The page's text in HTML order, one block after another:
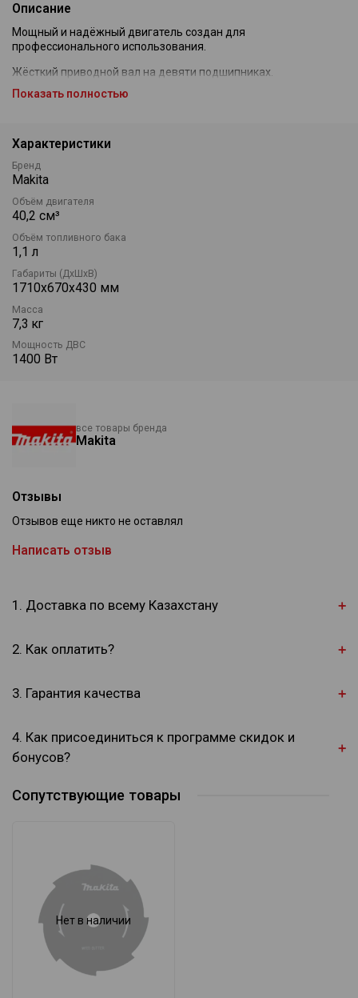
Описание
Мощный и надёжный двигатель создан для
профессионального использования.
Жёсткий приводной вал на девяти подшипниках.
Бесконтактная система зажигания.
Удобный двойной плечевой ремень.
Стандартная комплектация: бензокоса Makita RBC411, диск
наплечный ремень, ёмкость для приготовления топливной
смеси.
Показать полностью
Характеристики
Бренд
Makita
Объём двигателя
40,2 см³
Объём топливного бака
1,1 л
Габариты (ДхШхВ)
1710х670х430 мм
Масса
7,3 кг
Мощность ДВС
1400 Вт
все товары бренда
Makita
Отзывы
Отзывов еще никто не оставлял
Написать отзыв
1. Доставка по всему Казахстану
2. Как оплатить?
3. Гарантия качества
4. Как присоединиться к программе скидок и
бонусов?
Сопутствующие товары
Нет в наличии